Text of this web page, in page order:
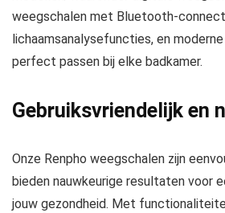
weegschalen met Bluetooth-
lichaamsanalysefuncties, en
perfect passen bij elke badkamer.
Gebruiksvriendelijk en
Onze Renpho weegschalen zijn
bieden nauwkeurige resultaten voor
jouw gezondheid. Met